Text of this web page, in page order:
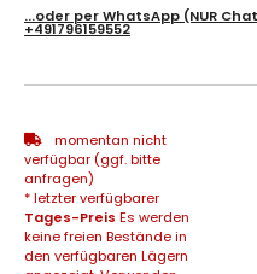
...oder perWhatsApp (NUR
+491796159552
momentan nicht
verfügbar (ggf. bitte
anfragen)
* letzter verfügbarer
Tages-Preis Es werden
keine freien Bestände in
den verfügbaren Lägern